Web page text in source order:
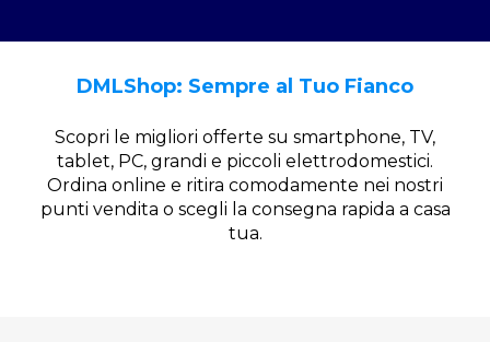
DMLShop: Sempre al Tuo Fianco
Scopri le migliori offerte su smartphone, TV,
tablet, PC, grandi e piccoli elettrodomestici.
Ordina online e ritira comodamente nei nostri
punti vendita o scegli la consegna rapida a casa
tua.